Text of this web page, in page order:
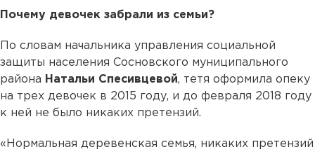
Почему девочек забрали из семьи?
По словам начальника управления социальной
защиты населения Сосновского муниципального
района Натальи Спесивцевой, тетя оформила опеку
на трех девочек в 2015 году, и до февраля 2018 году
к ней не было никаких претензий.
«Нормальная деревенская семья, никаких претензий